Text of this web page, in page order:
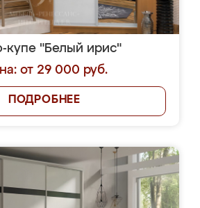
купе "Белый ирис"
от 29 000 руб.
ПОДРОБНЕЕ